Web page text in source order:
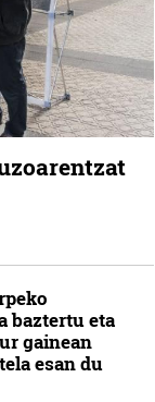
baztertu eta
gainean
esan du